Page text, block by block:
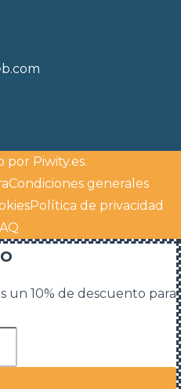
por Piwity.es.
Condiciones generales
Política de privacidad
un 10% de descuento para